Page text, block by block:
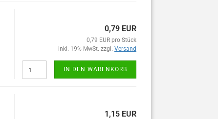
0,79 EUR
0,79 EUR pro Stück
inkl. 19% MwSt. zzgl. Versand
IN DEN WARENKORB
1,15 EUR